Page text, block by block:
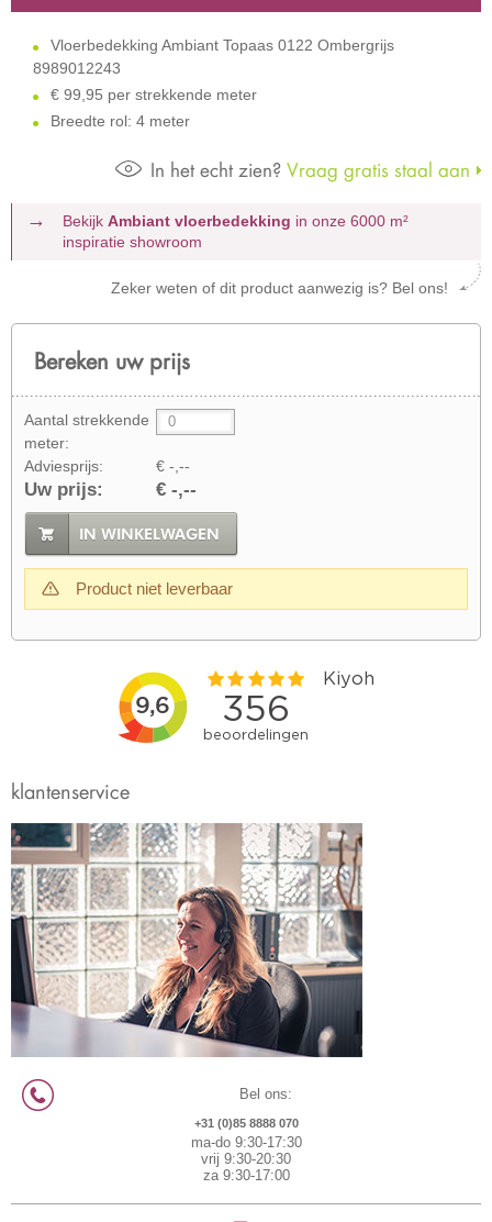
Vloerbedekking Ambiant Topaas 0122 Ombergrijs
8989012243
€ 99,95 per strekkende meter
Breedte rol: 4 meter
In het echt zien? Vraag gratis staal aan
Bekijk Ambiant vloerbedekking in onze 6000 m²
inspiratie showroom
Zeker weten of dit product aanwezig is? Bel ons!
Bereken uw prijs
Aantal strekkende
meter:
Adviesprijs:
€ -,--
Uw prijs: € -,--
IN WINKELWAGEN
Product niet leverbaar
klantenservice
Bel ons:
+31 (0)85 8888 070
ma-do 9:30-17:30
vrij 9:30-20:30
za 9:30-17:00